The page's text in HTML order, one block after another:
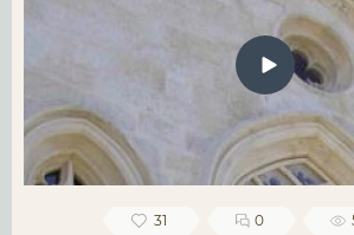
31 0